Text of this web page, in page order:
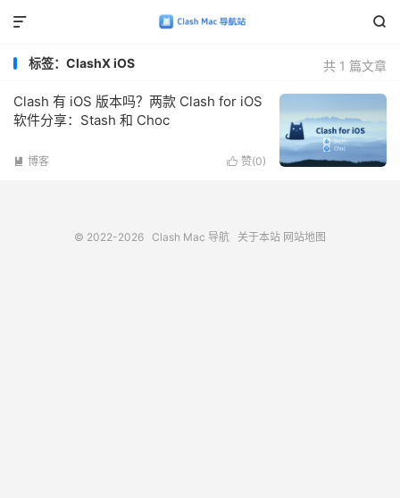


共 1 篇文章
标签：ClashX iOS
Clash 有 iOS 版本吗？两款 Clash for iOS
软件分享：Stash 和 Choc
 赞(0)
 博客
© 2022-2026 Clash Mac 导航 关于本站 网站地图